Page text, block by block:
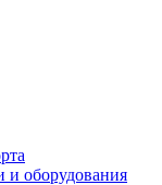
и оборудования